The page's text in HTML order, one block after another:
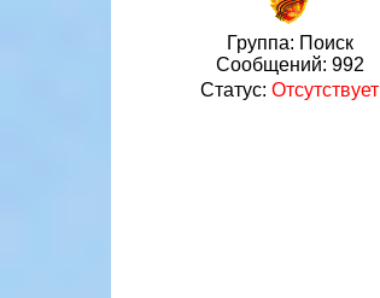
Группа: Поиск
Сообщений: 992
Статус: Отсутствует